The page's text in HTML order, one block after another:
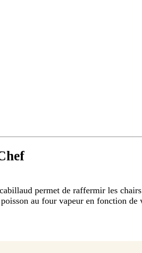
permet de raffermir les
au four vapeur en fonction de